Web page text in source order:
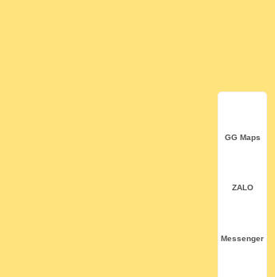
GG Maps
ZALO
Messenger